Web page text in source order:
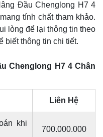
Đầu Chenglong H7 4
tính chất tham khảo.
lòng để lại thông tin theo
biết thông tin chi tiết.
Chenglong H7 4 Chân
Liên Hệ
khi
700.000.000